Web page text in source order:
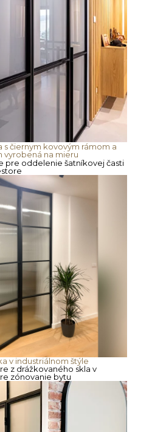
z drážkovaného skla v
zónovanie bytu
v industriálnom štýle
pre oddelenie šatníkovej časti
s čiernym kovovým rámom a
vyrobená na mieru